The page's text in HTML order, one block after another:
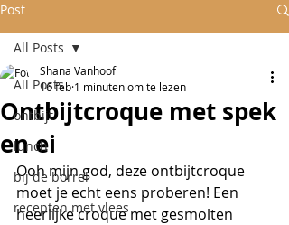
Post
All Posts
ontbijt
lunch
bij de borrel
recepten met vlees
All Posts
Ontbijtcroque met spek
en ei
Shana Vanhoof
16 feb 1 minuten om te lezen
Ooh mijn god, deze ontbijtcroque
moet je echt eens proberen! Een
heerlijke croque met gesmolten